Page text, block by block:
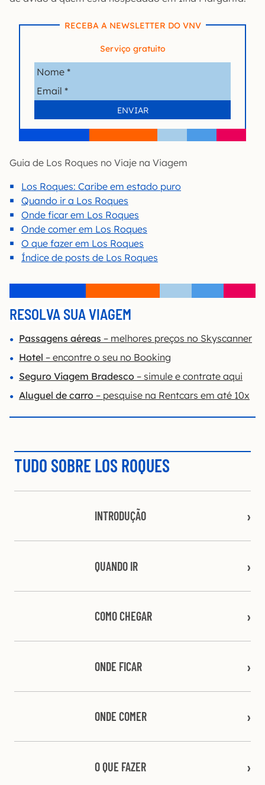
RECEBA A NEWSLETTER DO VNV
Serviço gratuito
Guia de Los Roques no Viaje na Viagem
Los Roques: Caribe em estado puro
Quando ir a Los Roques
Onde ficar em Los Roques
Onde comer em Los Roques
O que fazer em Los Roques
Índice de posts de Los Roques
RESOLVA SUA VIAGEM
Passagens aéreas – melhores preços no Skyscanner
Hotel – encontre o seu no Booking
Seguro Viagem Bradesco – simule e contrate aqui
Aluguel de carro – pesquise na Rentcars em até 10x
TUDO SOBRE LOS ROQUES
INTRODUÇÃO
QUANDO IR
COMO CHEGAR
ONDE FICAR
ONDE COMER
O QUE FAZER